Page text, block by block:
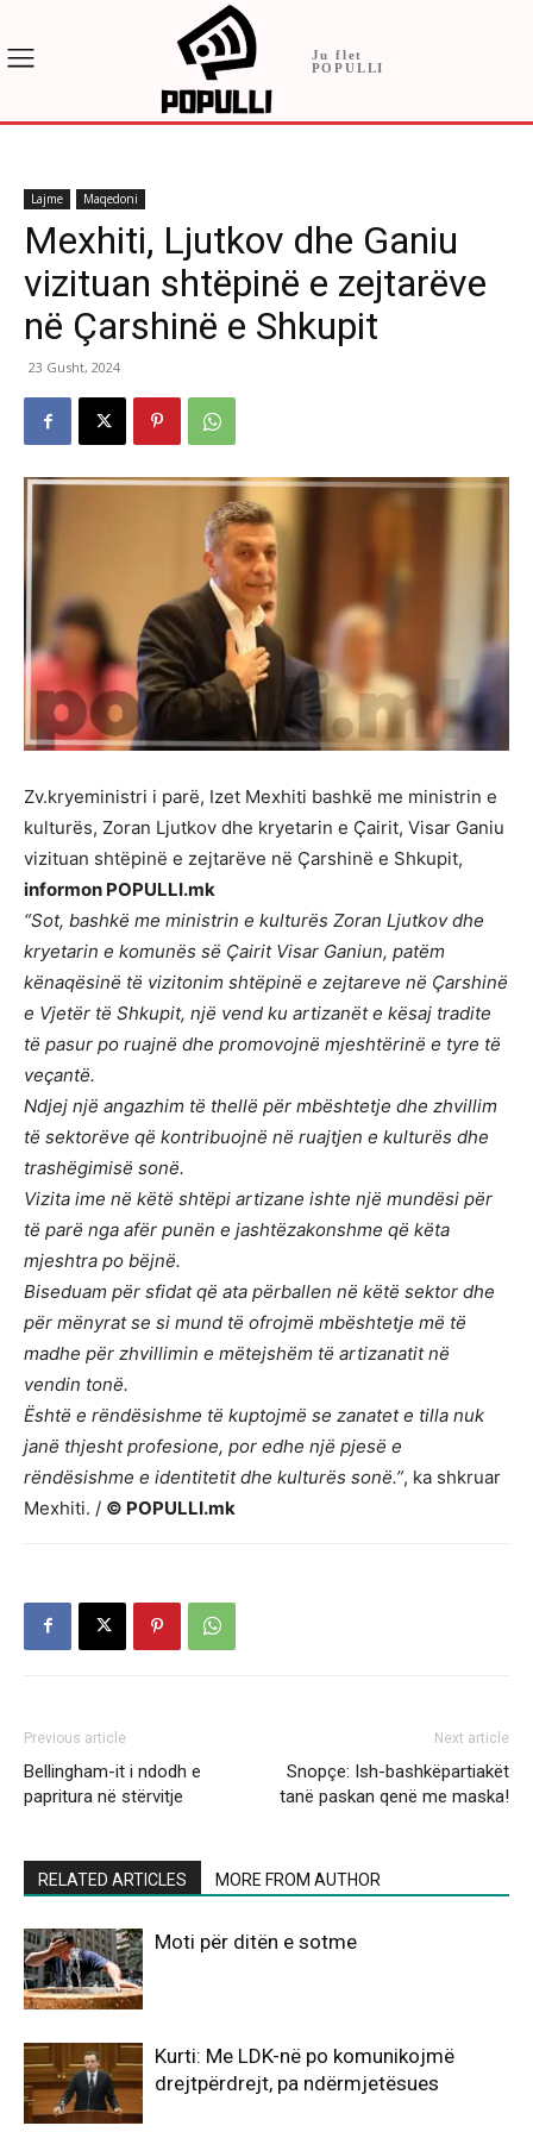
Ju flet
POPULLI
Lajme Maqedoni
Mexhiti, Ljutkov dhe Ganiu
vizituan shtëpinë e zejtarëve
në Çarshinë e Shkupit
23 Gusht, 2024
Zv.kryeministri i parë, Izet Mexhiti bashkë me ministrin e
kulturës, Zoran Ljutkov dhe kryetarin e Çairit, Visar Ganiu
vizituan shtëpinë e zejtarëve në Çarshinë e Shkupit,
informon POPULLI.mk
“Sot, bashkë me ministrin e kulturës Zoran Ljutkov dhe
kryetarin e komunës së Çairit Visar Ganiun, patëm
kënaqësinë të vizitonim shtëpinë e zejtareve në Çarshinë
e Vjetër të Shkupit, një vend ku artizanët e kësaj tradite
të pasur po ruajnë dhe promovojnë mjeshtërinë e tyre të
veçantë.
Ndjej një angazhim të thellë për mbështetje dhe zhvillim
të sektorëve që kontribuojnë në ruajtjen e kulturës dhe
trashëgimisë sonë.
Vizita ime në këtë shtëpi artizane ishte një mundësi për
të parë nga afër punën e jashtëzakonshme që këta
mjeshtra po bëjnë.
Biseduam për sfidat që ata përballen në këtë sektor dhe
për mënyrat se si mund të ofrojmë mbështetje më të
madhe për zhvillimin e mëtejshëm të artizanatit në
vendin tonë.
Është e rëndësishme të kuptojmë se zanatet e tilla nuk
janë thjesht profesione, por edhe një pjesë e
rëndësishme e identitetit dhe kulturës sonë.”, ka shkruar
Mexhiti. / © POPULLI.mk
Previous article
Bellingham-it i ndodh e
papritura në stërvitje
Next article
Snopçe: Ish-bashkëpartiakët
tanë paskan qenë me maska!
RELATED ARTICLES MORE FROM AUTHOR
Moti për ditën e sotme
Kurti: Me LDK-në po komunikojmë
drejtpërdrejt, pa ndërmjetësues